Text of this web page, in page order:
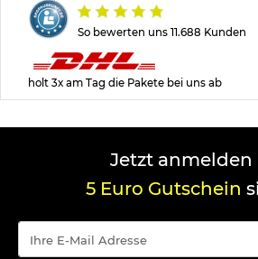
So bewerten uns 11.688 Kunden
holt 3x am Tag die Pakete bei uns ab
Jetzt anmelden
5 Euro Gutschein